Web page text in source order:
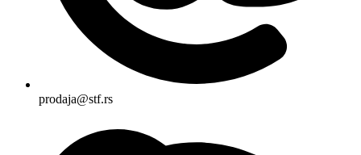
prodaja@stf.rs